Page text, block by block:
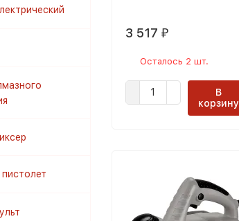
3 517 ₽
Осталось 2 шт.
В
корзину